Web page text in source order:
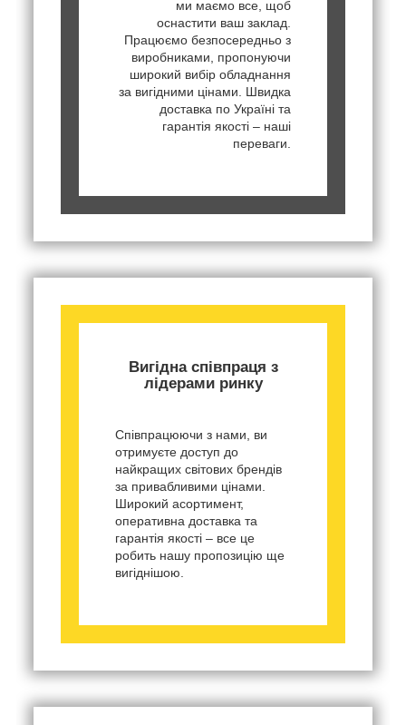
ми маємо все, щоб
оснастити ваш заклад.
Працюємо безпосередньо з
виробниками, пропонуючи
широкий вибір обладнання
за вигідними цінами. Швидка
доставка по Україні та
гарантія якості – наші
переваги.
Вигідна співпраця з
лідерами ринку
Співпрацюючи з нами, ви
отримуєте доступ до
найкращих світових брендів
за привабливими цінами.
Широкий асортимент,
оперативна доставка та
гарантія якості – все це
робить нашу пропозицію ще
вигіднішою.